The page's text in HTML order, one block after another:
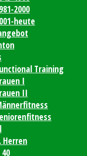
2000
heute
Training
I
II
Herren
40